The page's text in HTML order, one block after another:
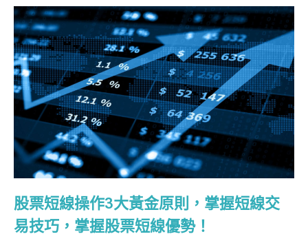
股票短線操作3大黃金原則，掌握短線交
易技巧，掌握股票短線優勢！